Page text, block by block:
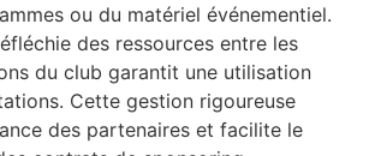
ou du matériel événementiel.
des ressources entre les
du club garantit une utilisation
Cette gestion rigoureuse
des partenaires et facilite le